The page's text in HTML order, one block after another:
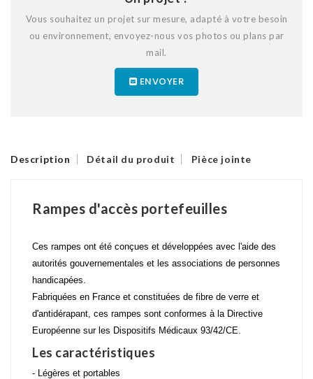
Vous souhaitez un projet sur mesure, adapté à votre besoin
ou environnement, envoyez-nous vos photos ou plans par
mail.
ENVOYER
Description Détail du produit Pièce jointe
Rampes d'accès portefeuilles
Ces rampes ont été conçues et développées avec l'aide des
autorités gouvernementales et les associations de personnes
handicapées.
Fabriquées en France et constituées de fibre de verre et
d'antidérapant, ces rampes sont conformes à la Directive
Européenne sur les Dispositifs Médicaux 93/42/CE.
Les caractéristiques
- Légères et portables